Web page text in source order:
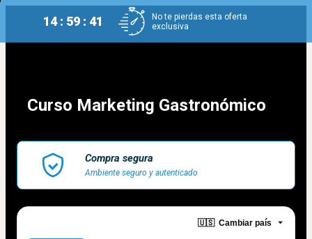
14 : 59 : 40
No te pierdas esta oferta
exclusiva
Curso Marketing Gastronómico
Compra segura
Ambiente seguro y autenticado
🇺🇸 Cambiar país